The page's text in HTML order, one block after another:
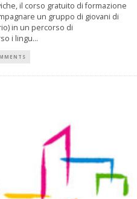
il corso gratuito di formazione
un gruppo di giovani di
in un percorso di
i lingu...